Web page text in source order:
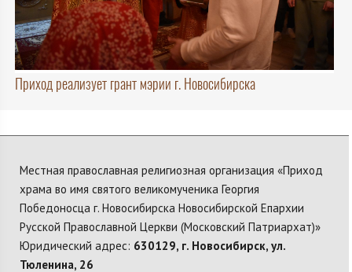
Приход реализует грант мэрии г. Новосибирска
Местная православная религиозная организация «Приход
храма во имя святого великомученика Георгия
Победоносца г. Новосибирска Новосибирской Епархии
Русской Православной Церкви (Московский Патриархат)»
Юридический адрес: 630129, г. Новосибирск, ул.
Тюленина, 26